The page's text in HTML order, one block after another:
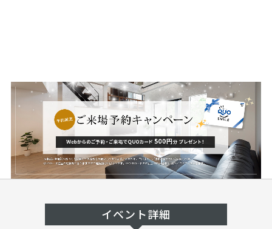
イベント詳細